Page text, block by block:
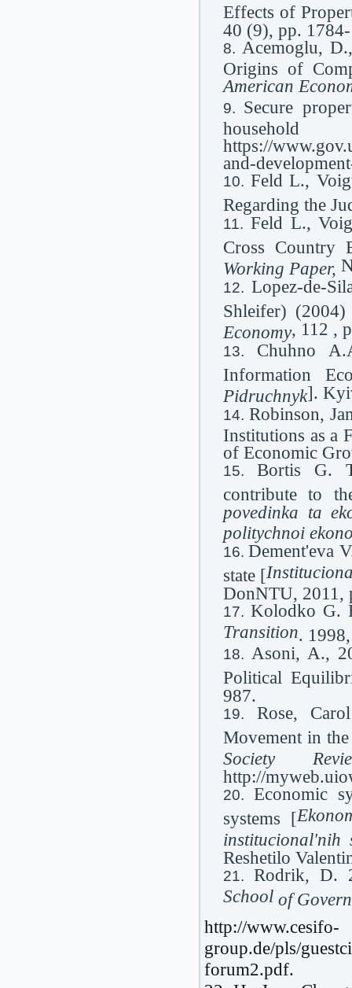
Effects of
40 (9), pp.
Acemoglu,
Origins of
American
Secure
https://
and-
Feld L.,
Regarding the
Feld L.,
Cross Country
Working Paper,
Lopez-de-
Shleifer)
Economy, 112 ,
Chuhno
Information
Pidruchnyk].
Robinson,
Institutions as a
of Economic
Bortіs G.
contribute to
povedinka ta
politychnoi
Dement'eva
state [
DonNTU, 2011,
Kolodko G.
Transіtіon .
Asoni, A.,
Political
987.
Rose,
Movement in
Society
http://
Economic
systems [
іnstitucіonal'nih
Reshetilo
Rodrik, D.
School of
http://www.cesifo-
group.de/pls/
forum2.pdf.